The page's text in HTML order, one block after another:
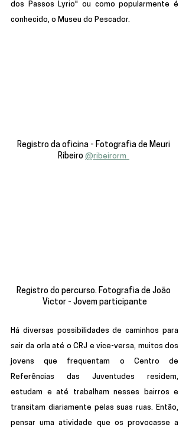
dos Passos Lyrio" ou como popularmente é
conhecido, o Museu do Pescador.
Registro da oficina - Fotografia de Meuri
Ribeiro @ribeirorm_
Registro do percurso. Fotografia de João
Victor - Jovem participante
Há diversas possibilidades de caminhos para
sair da orla até o CRJ e vice-versa, muitos dos
jovens que frequentam o Centro de
Referências das Juventudes residem,
estudam e até trabalham nesses bairros e
transitam diariamente pelas suas ruas. Então,
pensar uma atividade que os provocasse a